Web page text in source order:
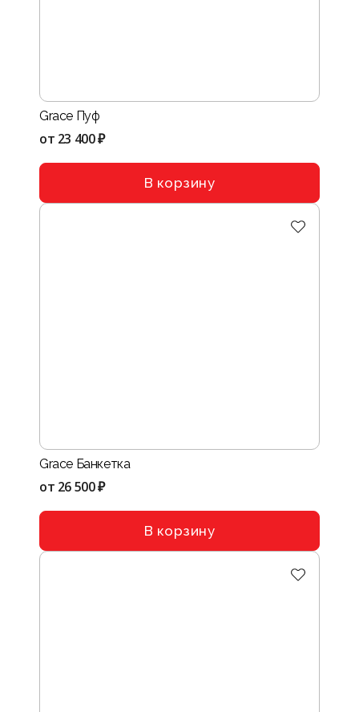
Grace Пуф
от 23 400 ₽
В корзину
Grace Банкетка
от 26 500 ₽
В корзину